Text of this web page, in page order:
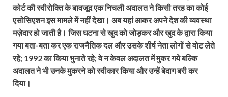
कोर्ट की स्वीरोक्ति के बावजूद एक निचली अदालत ने किसी तरह का कोई
एसोसिएशन इस मामले में नहीं देखा। अब यहां आकर अपने देश की व्यवस्था
मज़ेदार हो जाती है। जिस घटना से खुद को जोड़कर और खुद के द्वारा किया
गया बता-बता कर एक राजनैतिक दल और उसके शीर्ष नेता लोगों से वोट लेते
रहे; 1992 का किया भुनाते रहे; वे न केवल अदालत में मुकर गये बल्कि
अदालत ने भी उनके मुकरने को स्वीकार किया और उन्हें बेदाग बरी कर
दिया।